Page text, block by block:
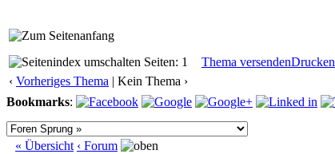
Seiten: 1
Thema versendenDrucken
‹ Vorheriges Thema | Kein Thema ›
Bookmarks:
« Übersicht ‹ Forum